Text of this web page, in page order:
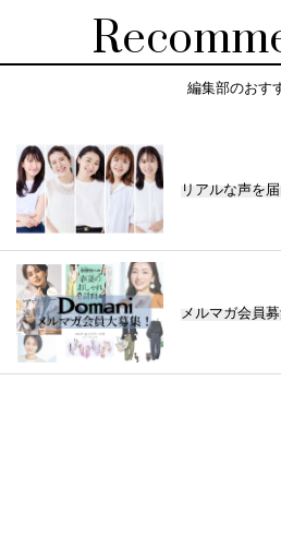
編集部のおす
リアルな声を
メルマガ会員